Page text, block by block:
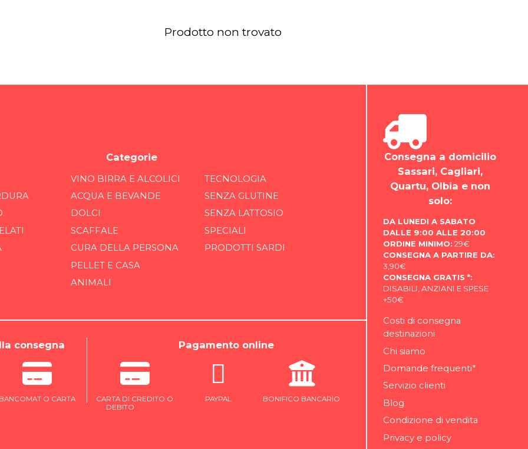
Prodotto non trovato
Categorie
VINO BIRRA E ALCOLICI
ACQUA E BEVANDE
DOLCI
SCAFFALE
CURA DELLA PERSONA
PELLET E CASA
ANIMALI
TECNOLOGIA
SENZA GLUTINE
SENZA LATTOSIO
SPECIALI
PRODOTTI SARDI
consegna
BANCOMAT O CARTA
Pagamento online
CARTA DI CREDITO O
DEBITO
PAYPAL BONIFICO BANCARIO
Consegna a domicilio
Sassari, Cagliari,
Quartu, Olbia e non
solo:
DA LUNEDI A SABATO
DALLE 9:00 ALLE 20:00
ORDINE MINIMO: 29€
CONSEGNA A PARTIRE DA:
3,90€
CONSEGNA GRATIS *:
DISABILI, ANZIANI E SPESE
+50€
Costi di consegna
destinazioni
Chi siamo
Domande frequenti*
Servizio clienti
Blog
Condizione di vendita
Privacy e policy